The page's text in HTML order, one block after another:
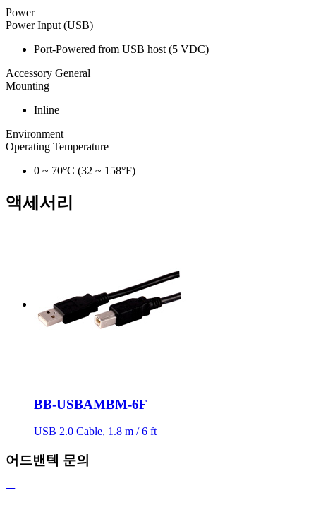
Power
Power Input (USB)
Port-Powered from USB host (5 VDC)
Accessory General
Mounting
Inline
Environment
Operating Temperature
0 ~ 70°C (32 ~ 158°F)
액세서리
BB-USBAMBM-6F
USB 2.0 Cable, 1.8 m / 6 ft
어드밴텍 문의